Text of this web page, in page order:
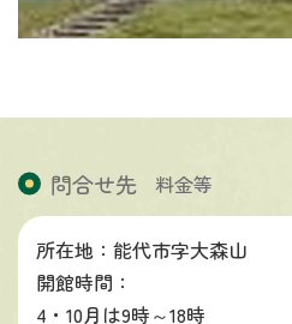
問合せ先 料金等
所在地：能代市字大森山
開館時間：
4・10月は9時～18時